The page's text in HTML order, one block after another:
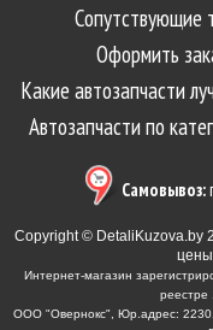
Сопутствующие
Оформить
Какие автозапчасти
Автозапчасти по
Самовывоз:
Copyright © DetaliKuzova.by
Интернет-магазин
реестре
ООО "Овернокс", Юр.адрес: